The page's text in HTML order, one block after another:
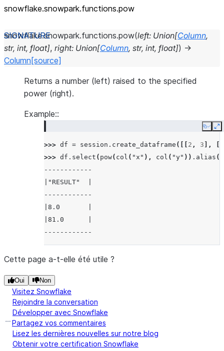
snowflake.snowpark.functions.pow
snowflake.snowpark.functions.pow(left: Union[Column,
str, int, float], right: Union[Column, str, int, float]) →
Column [source]
Returns a number (left) raised to the specified
power (right).
Example::
Copy
>>> df = session . create_dataframe ([[ 2 , 3 ],
>>> df . select ( pow( col ( "x" ), col ( "y" )) . alias (
------------
|"RESULT"  |
------------
|8.0       |
|81.0      |
------------
Cette page a-t-elle été utile ?
Oui Non
Visitez Snowflake
Rejoindre la conversation
Développer avec Snowflake
Partagez vos commentaires
Lisez les dernières nouvelles sur notre blog
Obtenir votre certification Snowflake